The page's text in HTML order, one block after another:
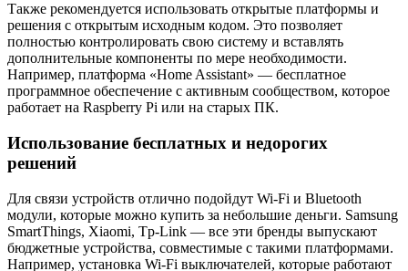
Также рекомендуется использовать открытые платформы и
решения с открытым исходным кодом. Это позволяет
полностью контролировать свою систему и вставлять
дополнительные компоненты по мере необходимости.
Например, платформа «Home Assistant» — бесплатное
программное обеспечение с активным сообществом, которое
работает на Raspberry Pi или на старых ПК.
Использование бесплатных и недорогих
решений
Для связи устройств отлично подойдут Wi-Fi и Bluetooth
модули, которые можно купить за небольшие деньги. Samsung
SmartThings, Xiaomi, Tp-Link — все эти бренды выпускают
бюджетные устройства, совместимые с такими платформами.
Например, установка Wi-Fi выключателей, которые работают